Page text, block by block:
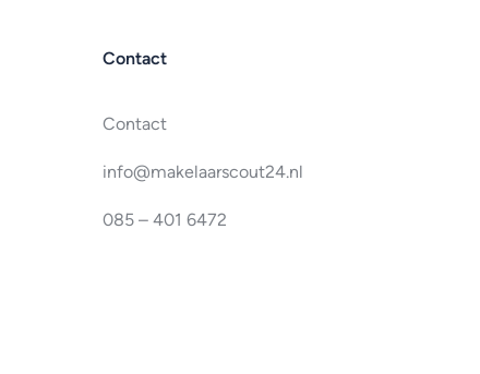
Contact
Contact
info@makelaarscout24.nl
085 – 401 6472